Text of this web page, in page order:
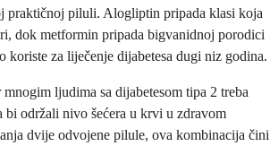
praktičnoj piluli. Alogliptin pripada klasi koja
dok metformin pripada bigvanidnoj porodici
koriste za liječenje dijabetesa dugi niz godina.
ljudima sa dijabetesom tipa 2 treba
bi održali nivo šećera u krvi u zdravom
dvije odvojene pilule, ova kombinacija čini